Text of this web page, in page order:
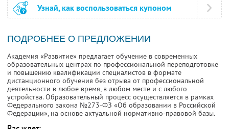
Узнай, как воспользоваться купоном
ПОДРОБНЕЕ О ПРЕДЛОЖЕНИИ
Академия «Развитие» предлагает обучение в современных
образовательных центрах по профессиональной переподготовке
и повышению квалификации специалистов в формате
дистанционного обучения без отрыва от профессиональной
деятельности в любое время, в любом месте и с любого
устройства. Образовательный процесс осуществляется в рамках
Федерального закона №273-ФЗ «Об образовании в Российской
Федерации», на основе актуальной нормативно-правовой базы.